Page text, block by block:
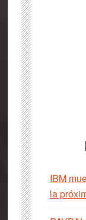
IBM
la